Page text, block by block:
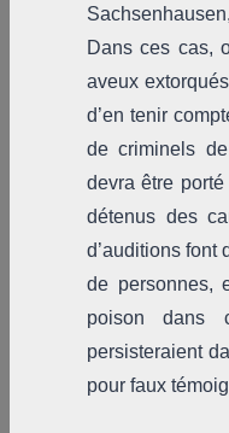
Dans ces cas,
aveux
d’en tenir
de criminels
devra être
détenus des
d’auditions font
de personnes,
poison dans
persisteraient
pour faux